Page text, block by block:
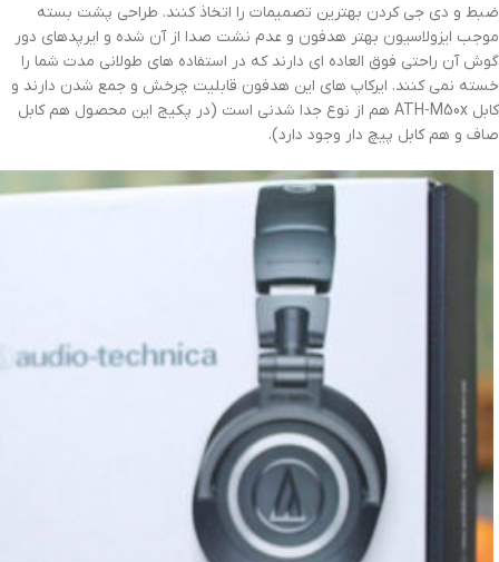
ضبط و دی جی کردن بهترین تصمیمات را اتخاذ کنند. طراحی پشت بسته
موجب ایزولاسیون بهتر هدفون و عدم نشت صدا از آن شده و ایرپدهای دور
گوش آن راحتی فوق العاده ای دارند که در استفاده های طولانی مدت شما را
خسته نمی کنند. ایرکاپ های این هدفون قابلیت چرخش و جمع شدن دارند و
کابل ATH-M50x هم از نوع جدا شدنی است (در پکیج این محصول هم کابل
صاف و هم کابل پیچ دار وجود دارد).